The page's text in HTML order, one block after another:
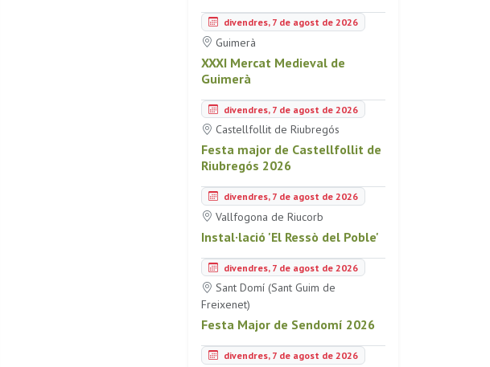
divendres, 7 de agost de 2026
Guimerà
XXXI Mercat Medieval de
Guimerà
divendres, 7 de agost de 2026
Castellfollit de Riubregós
Festa major de Castellfollit de
Riubregós 2026
divendres, 7 de agost de 2026
Vallfogona de Riucorb
Instal·lació 'El Ressò del Poble'
divendres, 7 de agost de 2026
Sant Domí (Sant Guim de
Freixenet)
Festa Major de Sendomí 2026
divendres, 7 de agost de 2026